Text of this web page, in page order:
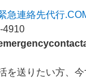
急連絡先代行
4910
を送りたい方、今